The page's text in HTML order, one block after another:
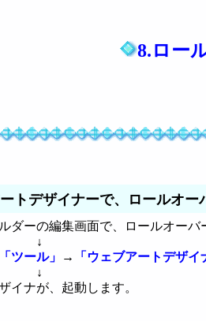
8.ロー
トデザイナーで、ロールオー
ダーの編集画面で、ロールオー
「ツール」 →
「ウェブアートデザ
イナが、起動します。